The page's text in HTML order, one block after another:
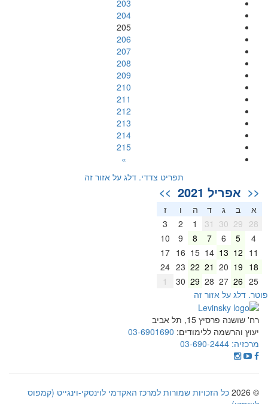
203
204
205
206
207
208
209
210
211
212
213
214
215
»
תפריט צדדי. דלג על אזור זה
<< אפריל 2021 >>
א ב ג ד ה
ז
28
29
30
31
2
3
4
5
6
7
8
9
10
11
12
13
14
15
16
17
18
19
20
21
22
23
24
25
26
27
28
29
30
דלג על אזור זה
רח' שושנה פרסיץ 15, תל אביב
יעוץ והרשמה ללימודים: 03-6901690
מרכזיה: 03-690-2444
© 2026
כל הזכויות שמורות למרכז האקדמי לוינסקי-וינגייט (קמפוס